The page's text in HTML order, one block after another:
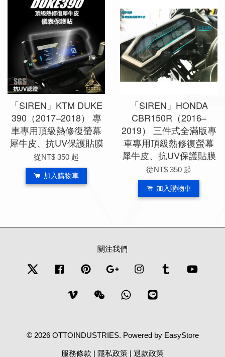
「SIREN」KTM DUKE
390（2017–2018） 專
車專用頂級熱修復螢幕
犀牛皮、抗UV保護貼膜
從NT$ 350 起
加入購物車
「SIREN」HONDA
CBR150R（2016–
2019） 三件式全滿版專
車專用頂級熱修復螢幕
犀牛皮、抗UV保護貼膜
從NT$ 350 起
加入購物車
關注我們
Twitter Facebook Pinterest Google Instagram Tumblr
Vimeo Wechat Whatsapp
© 2026 OTTOINDUSTRIES. Powered by EasyStore
服務條款 | 隱私政策 | 退款政策